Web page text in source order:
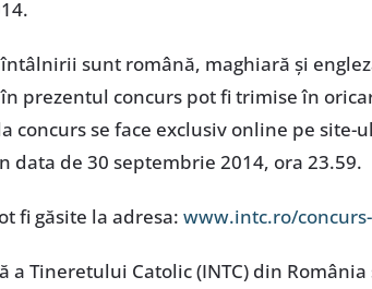
sunt română, maghiară şi
prezentul concurs pot fi trimise în
concurs se face exclusiv online pe
data de 30 septembrie 2014, ora 23.59.
fi găsite la adresa: www.intc.ro/
Tineretului Catolic (INTC) din